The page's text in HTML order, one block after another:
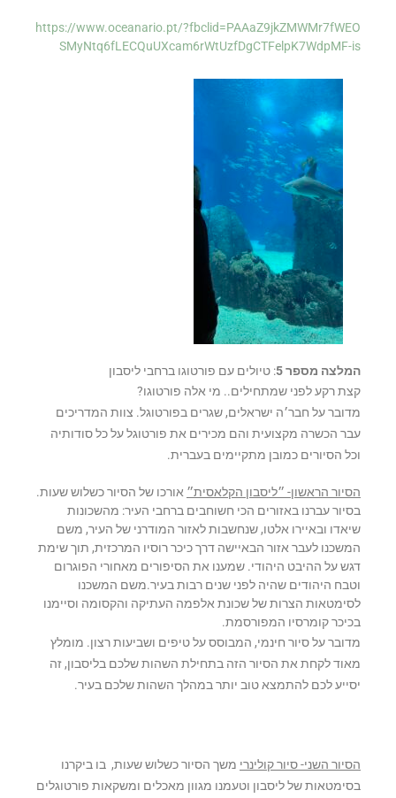
https://www.oceanario.pt/?fbclid=PAAaZ9jkZMWMr7fWEO
SMyNtq6fLECQuUXcam6rWtUzfDgCTFelpK7WdpMF-is
המלצה מספר 5
: טיולים עם פורטוגו ברחבי ליסבון
קצת רקע לפני שמתחילים.. מי אלה פורטוגו?
מדובר על חבר׳ה ישראלים, שגרים בפורטוגל. צוות המדריכים
עבר הכשרה מקצועית והם מכירים את פורטוגל על כל סודותיה
וכל הסיורים כמובן מתקיימים בעברית.
הסיור הראשון- ״ליסבון הקלאסית״ אורכו של הסיור כשלוש שעות.
בסיור עברנו באזורים הכי חשוחבים ברחבי העיר: מהשכונות
שיאדו ובאיירו אלטו, שנחשבות לאזור המודרני של העיר, משם
המשכנו לעבר אזור הבאיישה דרך כיכר רוסיו המרכזית, תוך שימת
דגש על ההיבט היהודי. שמענו את הסיפורים מאחורי הפוגרום
וטבח היהודים שהיה לפני שנים רבות בעיר.משם המשכנו
לסימטאות הצרות של שכונת אלפמה העתיקה והקסומה וסיימנו
בכיכר קומרסיו המפורסמת.
מדובר על סיור חינמי, המבוסס על טיפים ושביעות רצון. מומלץ
מאוד לקחת את הסיור הזה בתחילת השהות שלכם בליסבון, זה
יסייע לכם להתמצא טוב יותר במהלך השהות שלכם בעיר.
הסיור השני- סיור קולינרי משך הסיור כשלוש שעות, בו ביקרנו
בסימטאות של ליסבון וטעמנו מגוון מאכלים ומשקאות פורטוגלים